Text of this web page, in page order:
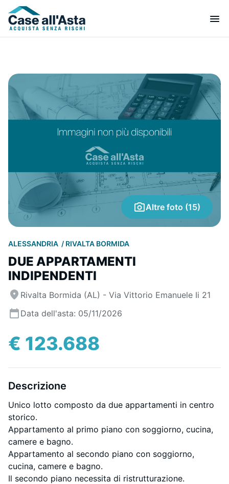
Altre foto (15)
ALESSANDRIA RIVALTA BORMIDA
DUE APPARTAMENTI
INDIPENDENTI
Rivalta Bormida (AL) - Via Vittorio Emanuele Ii 21
Data dell'asta: 05/11/2026
€ 123.688
Descrizione
Unico lotto composto da due appartamenti in centro
storico.
Appartamento al primo piano con soggiorno, cucina,
camere e bagno.
Appartamento al secondo piano con soggiorno,
cucina, camere e bagno.
Il secondo piano necessita di ristrutturazione.